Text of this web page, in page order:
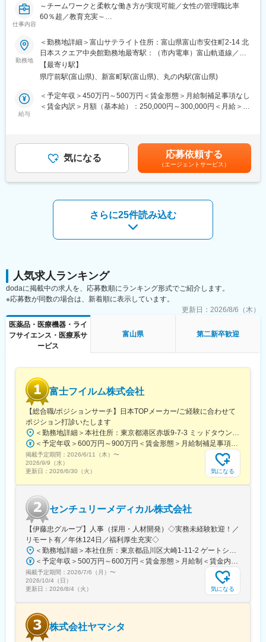
【補足情報】
■魅力情報：
職とは違って個人ノルマや目標はありません。その代わり、チー
ム全体での目標が設定されているので、チームとしての一体感は
一般的な事業会社の営業と遜色ありません。むしろ個人ノルマが
ない分、風通しがとても良いです。
エリアや時期等によって異なりますが、外勤3から4割：内勤6か
ら7割となります。※外勤：医療機関訪問、内勤：オフィス勤務
内でも随一との呼び声が高いです。同期入社者とともに2週間弱本
社にて集合研修 を行います。会社の事や業務を遂行する上で必要
な法令から実務まで座学中心でロープレを交えながら学びます。
その後、各拠点に配属され業務を引継ぎながらOJT担当者ととも
トやチェックシートを用いながら習熟度を測り、入社後1年程度で
一人で担当を持てるようになります。尚、その後も定期的に中途
入社者に対してフォローを行う体制が整っています。
仕事内容
～チームワークと柔軟な働き方が実現可能／女性の管理職比率
60％超／教育充実～
や私たちのQOLを向上させるべく新しい治療法を開発する必要が
あります。今回は治験を実施する際の被験者および医療機関のサ
ポートを担う治験コーディネーター（CRC）を募集しています。
・治験被験者である患者さんへの内容説明補助、ケア／相談
・治験担当医師の補助
・検査／投薬スケジュール調整、治験データの管理 など
※職場は基本的に委託されている医療機関で、自宅からの直行直帰
がなく苦しんでいる患者さんに対して薬を届けられ、最前線で治
療にあたる医師やスタッフのサポートを行え、無事に治験が終了
育体制を充実させています。入社は原則偶数月と決まっており、
同期入社者とともに2週間弱本社にて集合研修を行います。会社の
ことや業務を遂行する上で必要な法令から実務まで座学やロープ
レを交えながら学んでいきます。その後、各拠点に配属され業務
を引継ぎながらOJT担当者とともに医療機関へ同行するなど、
ます。その後も定期的に中途入社者に対してフォローを行う体制
が整っています。
■同社の魅力：
・チームワーク：通常は1人で業務にあたることが多いですが、困
ったときや先輩や上司がサポートしてくれるため安心して進めら
れます。また、家族の急な体調不良や突発休の場合にも周囲が代
理対応をしてくれる風土があり、チームワークが強みです。
・働きやすい環境：2019年度の月間の平均残業は12.1時間です。
る会社「管理職登用度（2019年）」でも5位にランクインし、ラ
イフイベントの多い女性も活躍しやすい環境といえます。正社員
は転勤可能性はありますが、定期的にあるものではなく適性や希
望に応じて配置しています。
変更の範囲：会社の定める業務
勤務地
＜勤務地詳細＞富山サテライト住所：富山県富山市安住町2-14 北
日本スクエア中央館勤務地最寄駅：（市内電車）富山軌道線／県
庁前駅受動喫煙対策：屋内全面禁煙変更の範囲：会社の定める事
業所
【最寄り駅】
県庁前駅(富山県)、新富町駅(富山県)、丸の内駅(富山県)
給与
＜予定年収＞450万円～500万円＜賃金形態＞月給制補足事項なし
＜賃金内訳＞月額（基本給）：250,000円～300,000円＜月給＞
気になる 応募依頼する
（エージェントサービス）
さらに25件読み込む
人気求人ランキング
dodaに掲載中の求人を、応募数順にランキング形式でご紹介します。
※応募数が同数の場合は、新着順に表示しています。
更新日： 2026/8/6（木）
医薬品・医療機器・ライ
フサイエンス・医療系サ
ービス
富山県 第二新卒歓迎
富士フイルム株式会社
【総合職/ポジションサーチ】日本TOPメーカー/ご経験に合わせて
ポジション打診いたします
＜勤務地詳細＞本社住所：東京都港区赤坂9-7-3 ミッドタウン・ウェスト勤務地最寄駅：東京メトロ日比谷線／都営大江戸線／六本木駅受動喫煙対策：敷地内全面禁煙変更の範囲：会社の定める事業所（リモートワーク含む）
＜予定年収＞600万円～900万円＜賃金形態＞月給制補足事項なし＜賃金内訳＞月額（基本給）：300,000円～500,000円＜月給＞300,000円～500,000円＜昇給有無＞有＜残業手当＞有賃金はあくまでも目安の金額であり、選考を通じて上下する可能性があります。月給(月額)は固定手当を含めた表記です。
掲載予定期間： 2026/6/11（木） 〜
2026/9/9（水）
更新日： 2026/6/30（火） 気になる
センチュリーメディカル株式会社
【伊藤忠グループ】人事（採用・人材開発）◇実務未経験歓迎！／
リモート有／年休124日／福利厚生充実◇
＜勤務地詳細＞本社住所：東京都品川区大崎1-11-2 ゲートシティ大崎イーストタワー22Ｆ勤務地最寄駅：JR山手線／大崎駅受動喫煙対策：屋内全面禁煙変更の範囲：会社の定める事業所（リモートワーク含む）
＜予定年収＞500万円～600万円＜賃金形態＞月給制＜賃金内訳＞月額（基本給）：300,000円～350,000円＜月給＞300,000円～350,000円＜昇給有無＞有＜残業手当＞有＜給与補足＞上記年収は、あくまで目安であり、前職・経験を考慮し検討させて頂きます。■昇給：あり■賞与：あり※会社業績と個人業績に応じて算定されます。賃金はあくまでも目安の金額であり、選考を通じて上下する可能性があります。月給(月額)は固定手当を含めた表記です。
掲載予定期間： 2026/7/6（月） 〜
2026/10/4（日）
更新日： 2026/8/4（火） 気になる
株式会社ヤマシタ